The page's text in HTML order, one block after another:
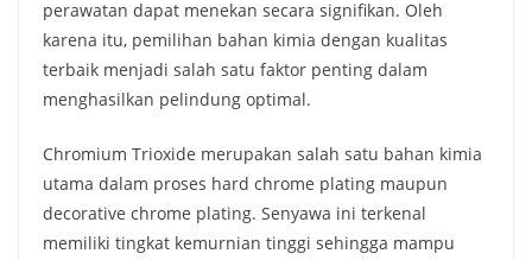
perawatan dapat menekan secara signifikan. Oleh
karena itu, pemilihan bahan kimia dengan kualitas
terbaik menjadi salah satu faktor penting dalam
menghasilkan pelindung optimal.
Chromium Trioxide merupakan salah satu bahan kimia
utama dalam proses hard chrome plating maupun
decorative chrome plating. Senyawa ini terkenal
memiliki tingkat kemurnian tinggi sehingga mampu